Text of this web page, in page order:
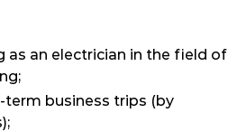
as an electrician in the field of
term business trips (by